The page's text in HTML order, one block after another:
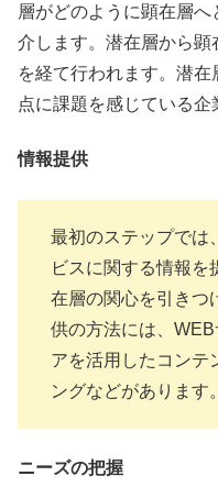
層がどのように顕在層
介します。潜在層から
を経て行われます。潜
点に課題を感じている企
情報提供
最初のステップでは
ビスに関する情報を
在層の関心を引きつ
供の方法には、
アを活用したコンテ
ングなどがあります。
ニーズの把握